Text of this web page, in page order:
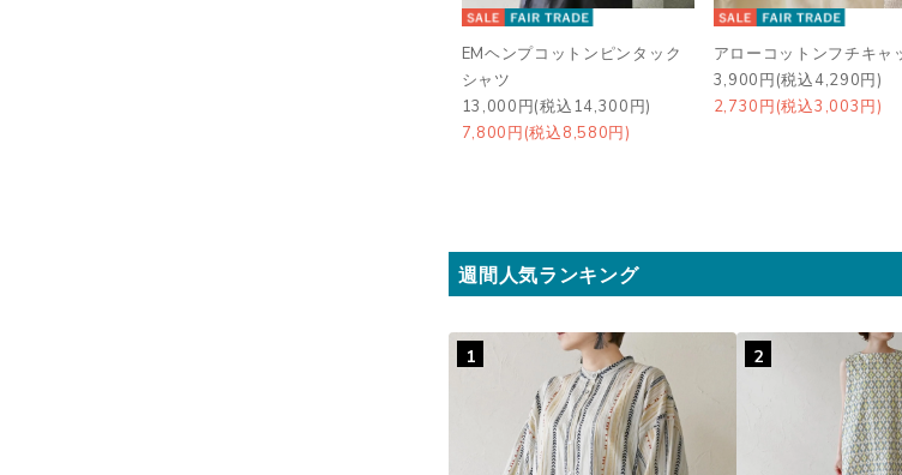
EMヘンプコットンピンタック
シャツ
13,000円(税込14,300円)
7,800円(税込8,580円)
アローコットンフチキャ
3,900円(税込4,290円)
2,730円(税込3,003円)
週間人気ランキング
1 2